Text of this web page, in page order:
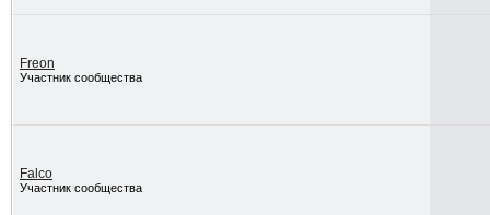
Freon
Участник сообщества
Falco
Участник сообщества